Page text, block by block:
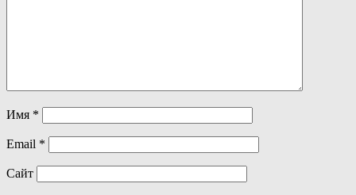
Имя *
Email *
Сайт